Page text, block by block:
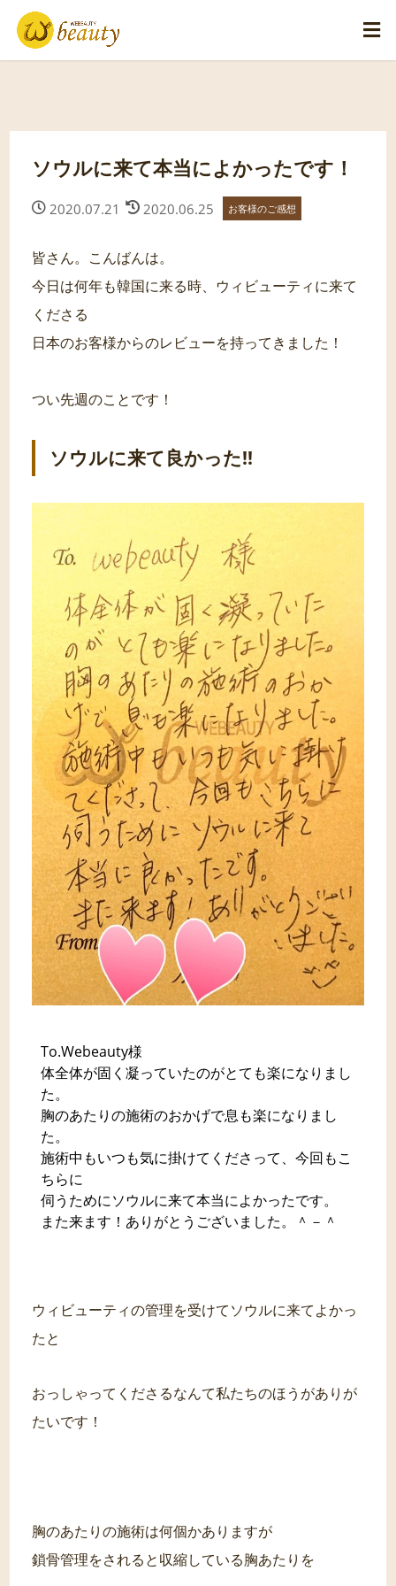
ソウルに来て本当によかったです！
2020.07.21 2020.06.25 お客様のご感想
皆さん。こんばんは。
今日は何年も韓国に来る時、ウィビューティに来て
くださる
日本のお客様からのレビューを持ってきました！
つい先週のことです！
ソウルに来て良かった!!
To.Webeauty様
体全体が固く凝っていたのがとても楽になりまし
た。
胸のあたりの施術のおかげで息も楽になりまし
た。
施術中もいつも気に掛けてくださって、今回もこ
ちらに
伺うためにソウルに来て本当によかったです。
また来ます！ありがとうございました。＾－＾
ウィビューティの管理を受けてソウルに来てよかっ
たと
おっしゃってくださるなんて私たちのほうがありが
たいです！
胸のあたりの施術は何個かありますが
鎖骨管理をされると収縮している胸あたりを